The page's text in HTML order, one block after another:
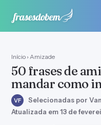
Início › Amizade
50 frases de
mandar como
VF Selecionadas por
Atualizada em 13 de